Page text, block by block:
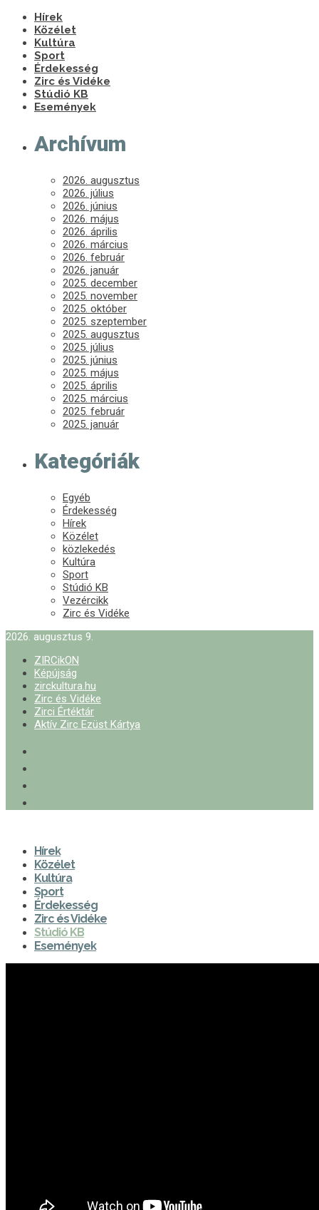
Hírek
Közélet
Kultúra
Sport
Érdekesség
Zirc és Vidéke
Stúdió KB
Események
Archívum
2026. augusztus
2026. július
2026. június
2026. május
2026. április
2026. március
2026. február
2026. január
2025. december
2025. november
2025. október
2025. szeptember
2025. augusztus
2025. július
2025. június
2025. május
2025. április
2025. március
2025. február
2025. január
Kategóriák
Egyéb
Érdekesség
Hírek
Közélet
közlekedés
Kultúra
Sport
Stúdió KB
Vezércikk
Zirc és Vidéke
2026. augusztus 9.
ZIRCikON
Képújság
zirckultura.hu
Zirc és Vidéke
Zirci Értéktár
Aktív Zirc Ezüst Kártya
Hírek
Közélet
Kultúra
Sport
Érdekesség
Zirc és Vidéke
Stúdió KB
Események